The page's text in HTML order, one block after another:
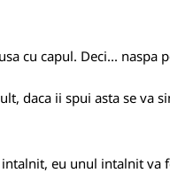
cu capul. Deci... naspa
daca ii spui asta se va
intalnit, eu unul intalnit va